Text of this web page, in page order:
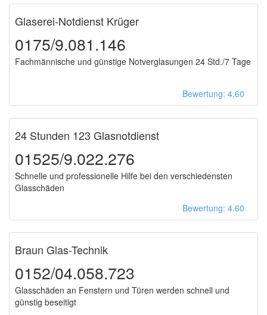
Glaserei-Notdienst Krüger
0175/9.081.146
Fachmännische und günstige Notverglasungen 24 Std./7 Tage
Bewertung: 4.60
24 Stunden 123 Glasnotdienst
01525/9.022.276
Schnelle und professionelle Hilfe bei den verschiedensten
Glasschäden
Bewertung: 4.60
Braun Glas-Technik
0152/04.058.723
Glasschäden an Fenstern und Türen werden schnell und
günstig beseitigt